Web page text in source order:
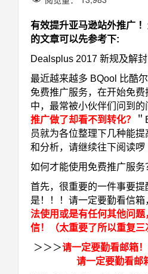
有效提升亚马逊站外推广
的文章可以先参考下:
Dealsplus 2017 新规及解封
最近越来越多 BQool 比酷
免费推广服务，在开始免费
中，最常被小伙伴们问到的
推广做了却看不到转化？
员就为各位整理下几种能
和分析，请继续往下阅读啰
如何才能使用免费推广服务
首先，很重要的一件事要提
是！！！请一定要勤看信箱
法使用或是有任何其他问题
信！（太重要了所以重复三
＞＞＞请一定要勤看邮箱
请一定要勤看邮